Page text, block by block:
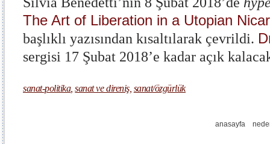
The Art of Liberation in a Utopian
başlıklı yazısından kısaltılarak çevrildi.
sergisi 17 Şubat 2018’e kadar açık
sanat-politika,sanat ve direniş, sanat/özgürlük
anasayfa